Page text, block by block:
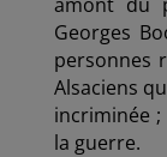
Georges
personnes
Alsaciens
incriminée
la guerre.